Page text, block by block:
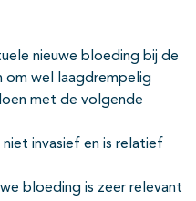
nieuwe bloeding bij de
om wel laagdrempelig
met de volgende
invasief en is relatief
bloeding is zeer relevant